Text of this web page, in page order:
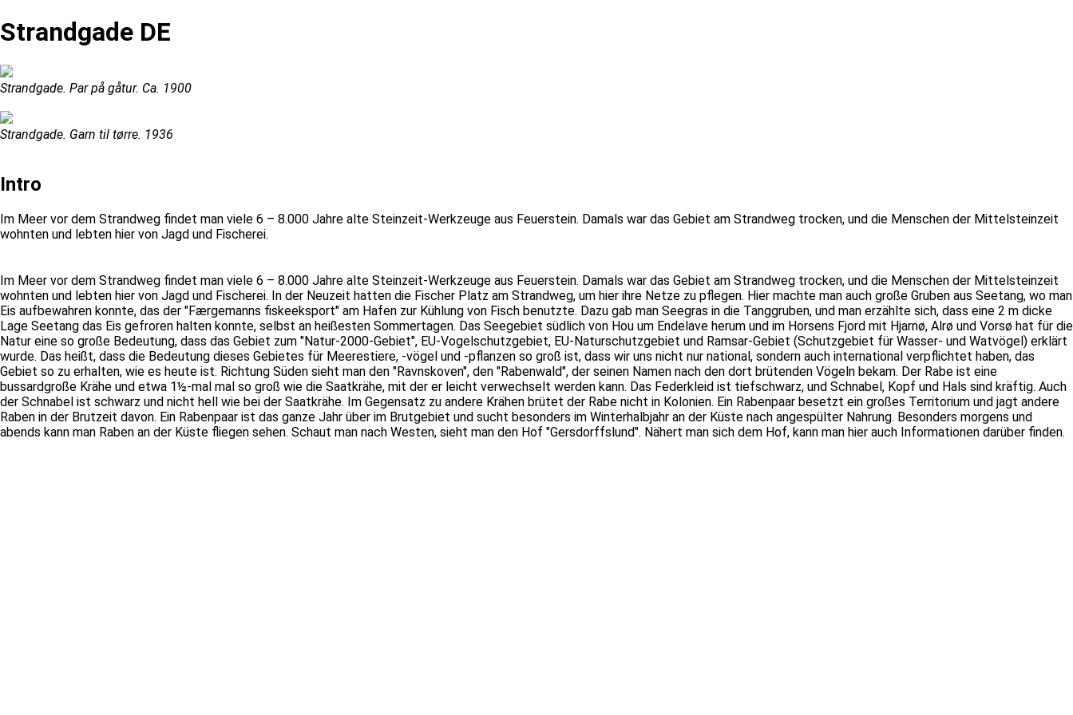
Strandgade DE
Strandgade. Par på gåtur. Ca. 1900
Strandgade. Garn til tørre. 1936
Intro
Im Meer vor dem Strandweg findet man viele 6 – 8.000 Jahre alte Steinzeit-Werkzeuge aus Feuerstein. Damals war das Gebiet am Strandweg trocken, und die Menschen der Mittelsteinzeit
wohnten und lebten hier von Jagd und Fischerei.
Im Meer vor dem Strandweg findet man viele 6 – 8.000 Jahre alte Steinzeit-Werkzeuge aus Feuerstein. Damals war das Gebiet am Strandweg trocken, und die Menschen der Mittelsteinzeit
wohnten und lebten hier von Jagd und Fischerei. In der Neuzeit hatten die Fischer Platz am Strandweg, um hier ihre Netze zu pflegen. Hier machte man auch große Gruben aus Seetang, wo man
Eis aufbewahren konnte, das der "Færgemanns fiskeeksport" am Hafen zur Kühlung von Fisch benutzte. Dazu gab man Seegras in die Tanggruben, und man erzählte sich, dass eine 2 m dicke
Lage Seetang das Eis gefroren halten konnte, selbst an heißesten Sommertagen. Das Seegebiet südlich von Hou um Endelave herum und im Horsens Fjord mit Hjarnø, Alrø und Vorsø hat für die
Natur eine so große Bedeutung, dass das Gebiet zum "Natur-2000-Gebiet", EU-Vogelschutzgebiet, EU-Naturschutzgebiet und Ramsar-Gebiet (Schutzgebiet für Wasser- und Watvögel) erklärt
wurde. Das heißt, dass die Bedeutung dieses Gebietes für Meerestiere, -vögel und -pflanzen so groß ist, dass wir uns nicht nur national, sondern auch international verpflichtet haben, das
Gebiet so zu erhalten, wie es heute ist. Richtung Süden sieht man den "Ravnskoven", den "Rabenwald", der seinen Namen nach den dort brütenden Vögeln bekam. Der Rabe ist eine
bussardgroße Krähe und etwa 1½-mal mal so groß wie die Saatkrähe, mit der er leicht verwechselt werden kann. Das Federkleid ist tiefschwarz, und Schnabel, Kopf und Hals sind kräftig. Auch
der Schnabel ist schwarz und nicht hell wie bei der Saatkrähe. Im Gegensatz zu andere Krähen brütet der Rabe nicht in Kolonien. Ein Rabenpaar besetzt ein großes Territorium und jagt andere
Raben in der Brutzeit davon. Ein Rabenpaar ist das ganze Jahr über im Brutgebiet und sucht besonders im Winterhalbjahr an der Küste nach angespülter Nahrung. Besonders morgens und
abends kann man Raben an der Küste fliegen sehen. Schaut man nach Westen, sieht man den Hof "Gersdorffslund". Nähert man sich dem Hof, kann man hier auch Informationen darüber finden.